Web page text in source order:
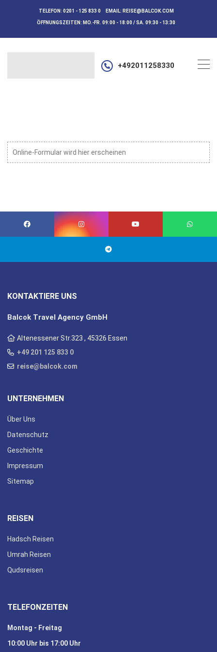
TELEFON: 0201 - 125 833 0 EMAIL: REISE@BALCOK.COM
ÖFFNUNGSZEITEN: MO.-FR. 09:00 - 18:00 / SA. 09:30 - 13:30
+492011258330
Online-Formular wird hier erscheinen
KONTAKTIERE UNS
Balcok Travel Agency GmbH
Altenessener Str.323 , 45326 Essen
+49 201 125 833 0
reise@balcok.com
UNTERNEHMEN
Über Uns
Datenschutz
Geschichte
Impressum
Sitemap
REISEN
Hadsch Reisen
Umrah Reisen
Qudsreisen
TELEFONZEITEN
Montag - Freitag
10:00 Uhr bis 17:00 Uhr